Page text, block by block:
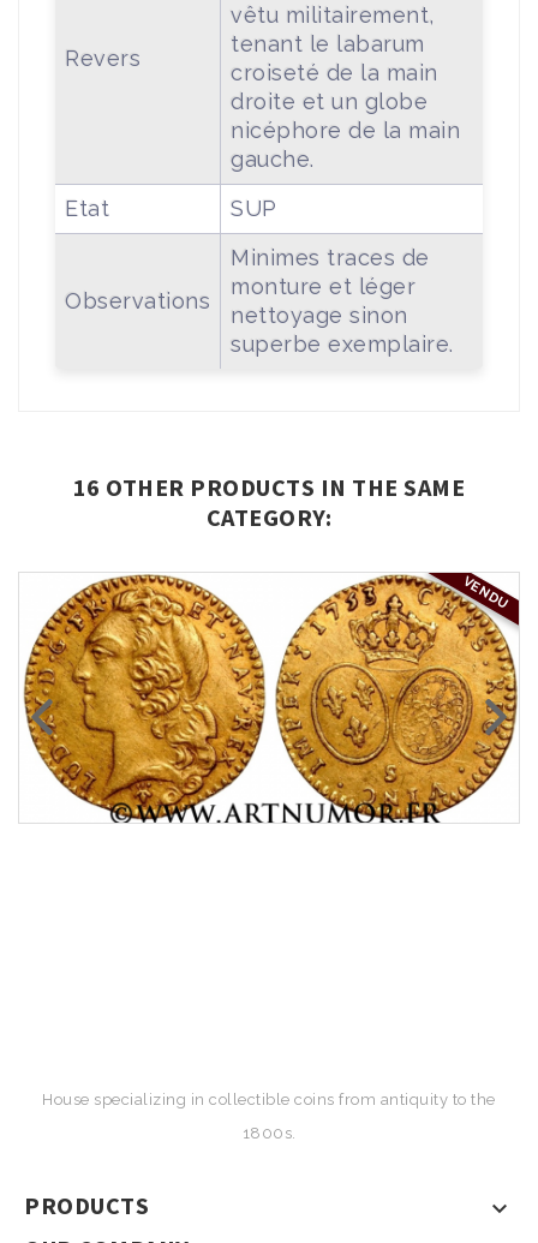
Revers
vêtu militairement,
tenant le labarum
croiseté de la main
droite et un globe
nicéphore de la main
gauche.
Etat
SUP
Observations
Minimes traces de
monture et léger
nettoyage sinon
superbe exemplaire.
16 OTHER PRODUCTS IN THE SAME
CATEGORY:
VENDU
House specializing in collectible coins from antiquity to the
1800s.
PRODUCTS 